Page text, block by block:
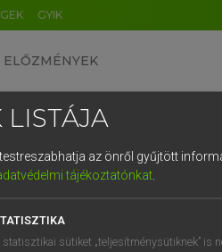
GYIK
ELŐZMÉNYEK
szótár
LISTÁJA
az önről gyűjtött
tájékoztatónkat.
statisztikai sütiket „teljesítménysütiknek” is
DE CN FR ES IT NL
1 2 3 4 5
q w e r t